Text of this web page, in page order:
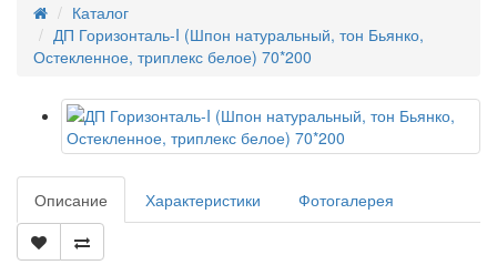
Каталог
ДП Горизонталь-I (Шпон натуральный, тон Бьянко,
Остекленное, триплекс белое) 70*200
Описание Характеристики Фотогалерея